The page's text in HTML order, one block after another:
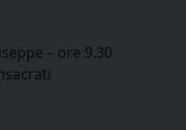
– ore 9.30